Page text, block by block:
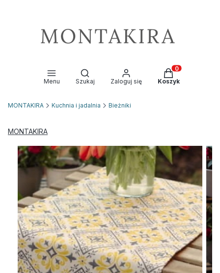
Menu
Otwórz wyszukiwarkę
Szukaj Zaloguj się
Produkty w
Koszyk
MONTAKIRA Kuchnia i jadalnia Bieżniki
MONTAKIRA